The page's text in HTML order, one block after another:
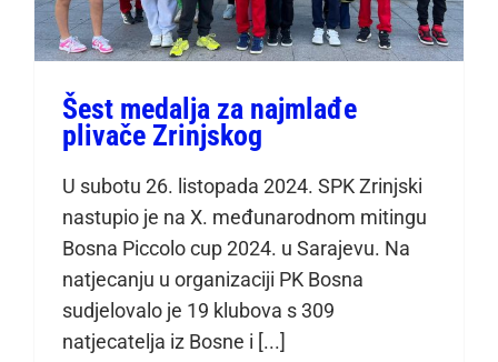
Šest medalja za najmlađe
plivače Zrinjskog
U subotu 26. listopada 2024. SPK Zrinjski
nastupio je na X. međunarodnom mitingu
Bosna Piccolo cup 2024. u Sarajevu. Na
natjecanju u organizaciji PK Bosna
sudjelovalo je 19 klubova s 309
natjecatelja iz Bosne i [...]